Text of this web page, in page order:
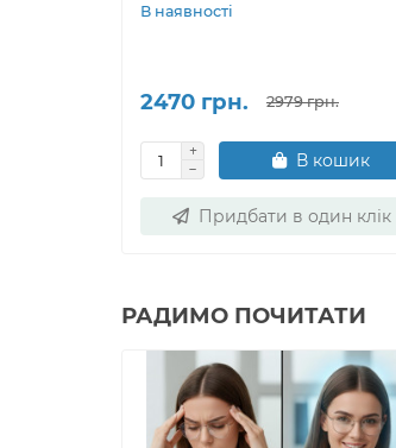
В наявності
2470 грн. 2979 грн.
В кошик
Придбати в один клік
РАДИМО ПОЧИТАТИ